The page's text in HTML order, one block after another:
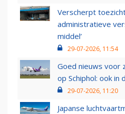
Verscherpt
administratieve
middel’
29-07-2026, 11:54
Goed nieuws voor
op Schiphol: ook in
29-07-2026, 11:20
Japanse